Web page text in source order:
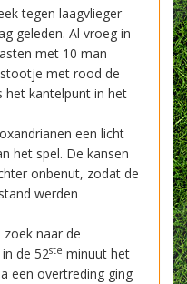
tegen laagvlieger
geleden. Al vroeg in
met 10 man
met rood de
het kantelpunt in het
een licht
het spel. De kansen
onbenut, zodat de
werden
naar de
de 52ste minuut het
een overtreding ging